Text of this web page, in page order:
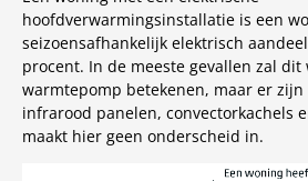
hoofdverwarmingsinstallatie is een
seizoensafhankelijk elektrisch
procent. In de meeste gevallen zal
warmtepomp betekenen, maar er zijn
infrarood panelen, convectorkachels
maakt hier geen onderscheid in.